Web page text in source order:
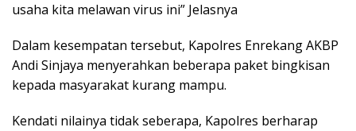
usaha kita melawan virus ini” Jelasnya
Dalam kesempatan tersebut, Kapolres Enrekang AKBP
Andi Sinjaya menyerahkan beberapa paket bingkisan
kepada masyarakat kurang mampu.
Kendati nilainya tidak seberapa, Kapolres berharap